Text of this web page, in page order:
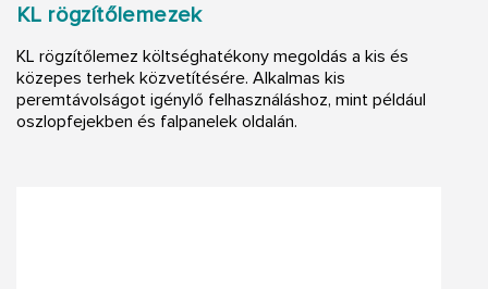
KL rögzítőlemezek
KL rögzítőlemez költséghatékony megoldás a kis és
közepes terhek közvetítésére. Alkalmas kis
peremtávolságot igénylő felhasználáshoz, mint például
oszlopfejekben és falpanelek oldalán.